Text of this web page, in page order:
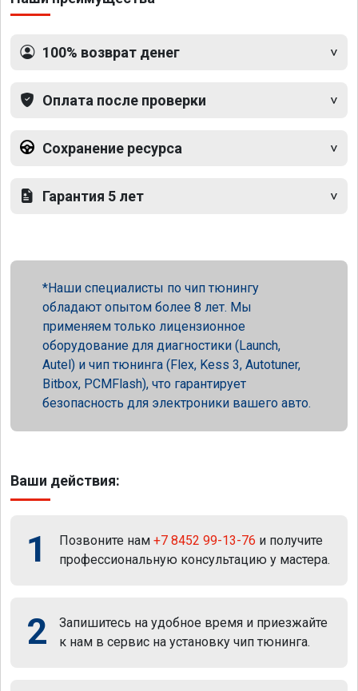
100% возврат денег
Оплата после проверки
Сохранение ресурса
Гарантия 5 лет
Наши специалисты по чип тюнингу
обладают опытом более 8 лет. Мы
применяем только лицензионное
оборудование для диагностики (Launch,
Autel) и чип тюнинга (Flex, Kess 3, Autotuner,
Bitbox, PCMFlash), что гарантирует
безопасность для электроники вашего авто.
Ваши действия:
1 Позвоните нам +7 8452 99-13-76 и получите
профессиональную консультацию у мастера.
2
Запишитесь на удобное время и приезжайте
к нам в сервис на установку чип тюнинга.